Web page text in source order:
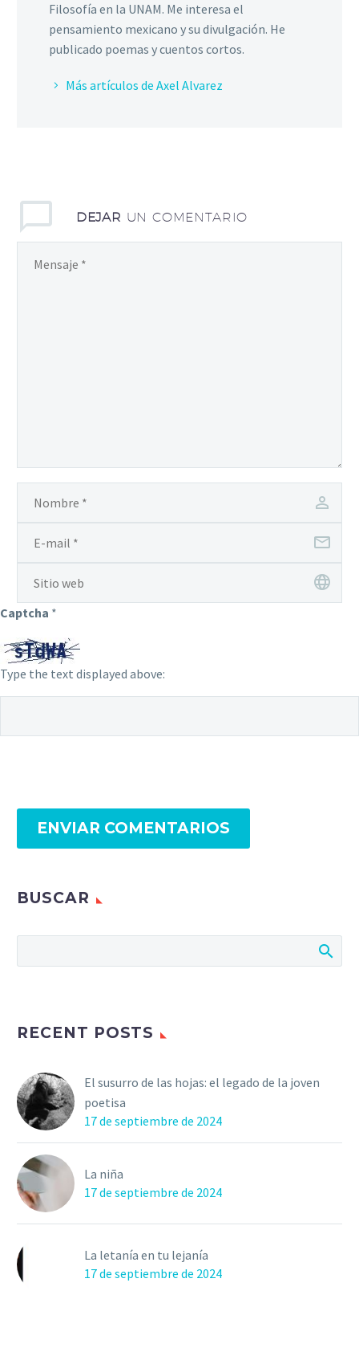
Filosofía en la UNAM. Me interesa el
pensamiento mexicano y su divulgación. He
publicado poemas y cuentos cortos.
Más artículos de Axel Alvarez
DEJAR UN COMENTARIO
Captcha *
Type the text displayed above:
ENVIAR COMENTARIOS
BUSCAR
RECENT POSTS
El susurro de las hojas: el legado de la joven
poetisa
17 de septiembre de 2024
La niña
17 de septiembre de 2024
La letanía en tu lejanía
17 de septiembre de 2024